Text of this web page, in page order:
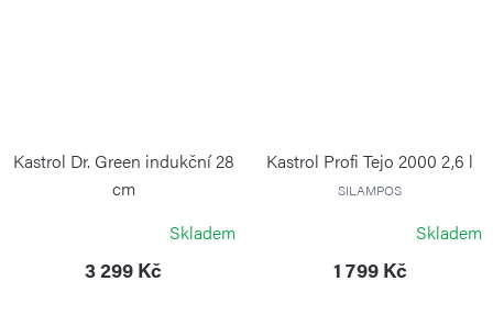
Kastrol Dr. Green indukční 28
cm
Skladem
3 299 Kč
Kastrol Profi Tejo 2000 2,6 l
SILAMPOS
Skladem
1 799 Kč